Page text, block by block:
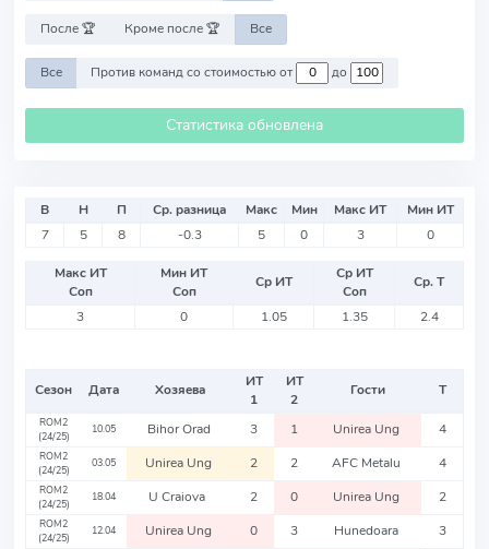
После 🏆 Кроме после 🏆 Все
Все Против команд со стоимостью от до
Статистика обновлена
В Н П Ср. разница Макс Мин Макс ИТ
Мин ИТ
7
5 8 -0.3 5 0 3 0
Макс ИТ
Соп
Мин ИТ
Соп
Ср ИТ
Ср ИТ
Соп
Ср. Т
3
0 1.05 1.35 2.4
Сезон Дата Хозяева
ИТ
1
ИТ
2
Гости Т
ROM2
(24/25)
10.05 Bihor Orad 3 1 Unirea Ung 4
ROM2
(24/25)
03.05 Unirea Ung 2 2 AFC Metalu 4
ROM2
(24/25)
18.04 U Craiova 2 0 Unirea Ung 2
ROM2
(24/25)
12.04 Unirea Ung 0 3 Hunedoara 3